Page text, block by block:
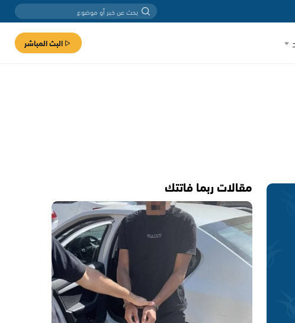
البث المباشر
مقالات ربما فاتتك